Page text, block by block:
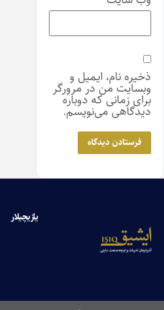
ذخیره نام، ایمیل و
وبسایت من در مرورگر
برای زمانی که دوباره
دیدگاهی می‌نویسم.
یازیچیلار